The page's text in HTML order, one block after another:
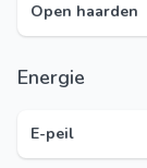
Open haarden
Energie
E-peil